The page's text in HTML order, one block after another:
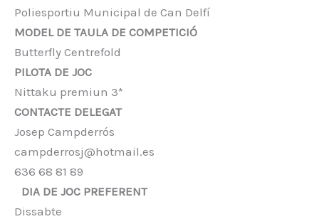
Poliesportiu Municipal de Can Delfí
MODEL DE TAULA DE COMPETICIÓ
Butterfly Centrefold
PILOTA DE JOC
Nittaku premiun 3*
CONTACTE DELEGAT
Josep Campderrós
campderrosj@hotmail.es
636 68 81 89
DIA DE JOC PREFERENT
Dissabte